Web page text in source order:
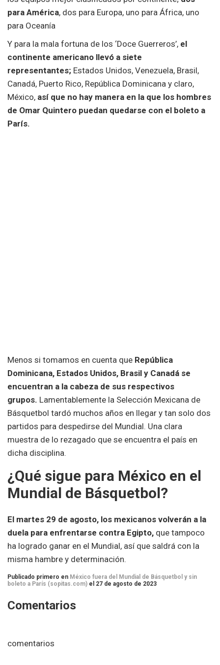
para América, dos para Europa, uno para África, uno
para Oceanía
Y para la mala fortuna de los ‘Doce Guerreros’, el
continente americano llevó a siete
representantes; Estados Unidos, Venezuela, Brasil,
Canadá, Puerto Rico, República Dominicana y claro,
México, así que no hay manera en la que los hombres
de Omar Quintero puedan quedarse con el boleto a
París.
Menos si tomamos en cuenta que República
Dominicana, Estados Unidos, Brasil y Canadá se
encuentran a la cabeza de sus respectivos
grupos. Lamentablemente la Selección Mexicana de
Básquetbol tardó muchos años en llegar y tan solo dos
partidos para despedirse del Mundial. Una clara
muestra de lo rezagado que se encuentra el país en
dicha disciplina.
¿Qué sigue para México en el
Mundial de Básquetbol?
El martes 29 de agosto, los mexicanos volverán a la
duela para enfrentarse contra Egipto, que tampoco
ha logrado ganar en el Mundial, así que saldrá con la
misma hambre y determinación.
Publicado primero en México fuera del Mundial de Básquetbol y sin
boleto a París (sopitas.com) el 27 de agosto de 2023
Comentarios
comentarios